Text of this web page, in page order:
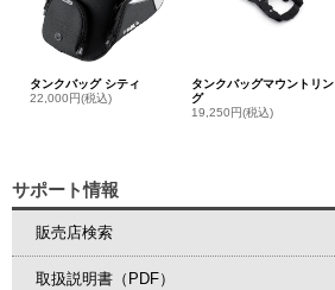
タンクバッグ シティ
22,000円(税込)
タンクバッグマウントリン
グ
19,250円(税込)
サポート情報
販売店検索
取扱説明書（PDF）